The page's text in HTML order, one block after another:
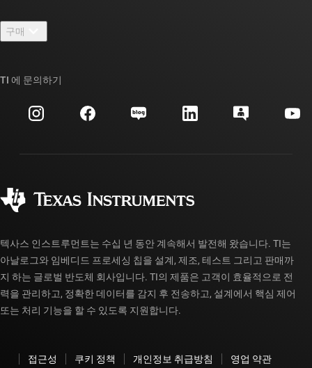
뉴스룸
이벤트
투자 관계
TI E2E™ 설계 지원 포럼
대체품 검색
고객 지원 센터
myTI 계정 FAQ
구매
주문 FAQ
TI 에 문의하기
텍사스 인스트루먼트는 수십 년 동안 계속해서 발전해 왔습니다. TI는
아날로그와 임베디드 프로세싱 칩을 설계, 제조, 테스트 그리고 판매까
지 하는 글로벌 반도체 회사입니다. TI의 제품은 고객이 효율적으로 전
력을 관리하고, 정확한 데이터를 감지 후 전송하고, 설계에서 핵심 제어
또는 처리 기능을 할 수 있도록 지원합니다.
접근성 쿠키 정책 개인정보 취급방침
영업 약관